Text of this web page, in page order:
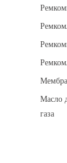
Масло
газа
Искровые